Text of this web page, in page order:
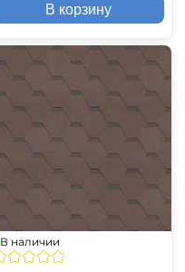
В корзину
В наличии